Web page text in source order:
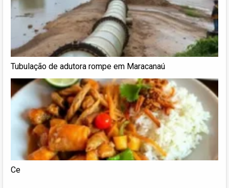
Tubulação de adutora rompe em Maracanaú
Ce